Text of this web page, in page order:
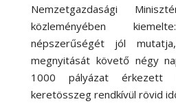
Nemzetgazdasági
közleményében
népszerűségét jól
megnyitását követő négy
1000 pályázat
keretösszeg rendkívül rövid